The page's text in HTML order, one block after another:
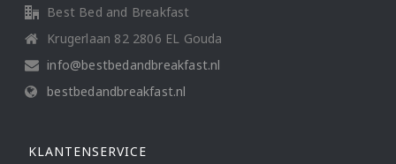
Best Bed and Breakfast
Krugerlaan 82 2806 EL Gouda
info@bestbedandbreakfast.nl
bestbedandbreakfast.nl
KLANTENSERVICE